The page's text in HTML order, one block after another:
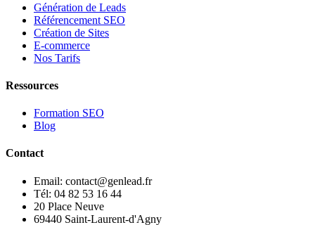
Génération de Leads
Référencement SEO
Création de Sites
E-commerce
Nos Tarifs
Ressources
Formation SEO
Blog
Contact
Email: contact@genlead.fr
Tél: 04 82 53 16 44
20 Place Neuve
69440 Saint-Laurent-d'Agny